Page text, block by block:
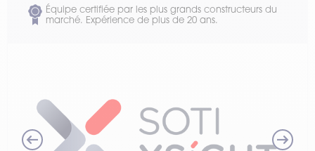
Équipe certifiée par les plus grands constructeurs du
marché. Expérience de plus de 20 ans.